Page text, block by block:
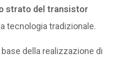
strato del transistor
tecnologia tradizionale.
della realizzazione di